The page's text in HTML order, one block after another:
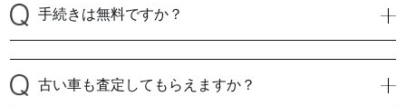
手続きは無料ですか？
古い車も査定してもらえますか？